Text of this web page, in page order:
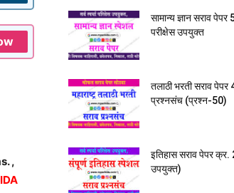
,
सामान्य ज्ञान सराव पेपर
परीक्षेस उपयुक्त
तलाठी भरती सराव पेपर
प्रश्नसंच (प्रश्न-50)
इतिहास सराव पेपर क्र.
उपयुक्त)